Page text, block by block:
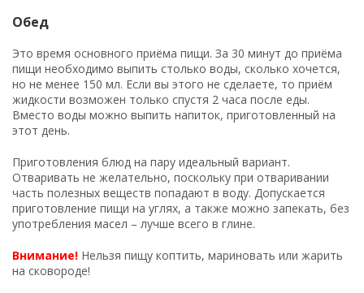
Обед
Это время основного приёма пищи. За 30 минут до приёма
пищи необходимо выпить столько воды, сколько хочется,
но не менее 150 мл. Если вы этого не сделаете, то приём
жидкости возможен только спустя 2 часа после еды.
Вместо воды можно выпить напиток, приготовленный на
этот день.
Приготовления блюд на пару идеальный вариант.
Отваривать не желательно, поскольку при отваривании
часть полезных веществ попадают в воду. Допускается
приготовление пищи на углях, а также можно запекать, без
употребления масел – лучше всего в глине.
Внимание! Нельзя пищу коптить, мариновать или жарить
на сковороде!